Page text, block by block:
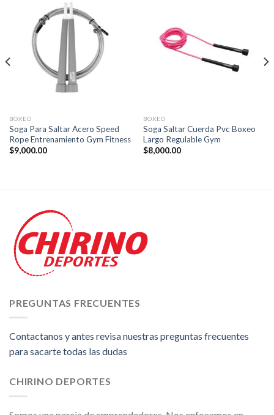
BOXEO
Soga Para Saltar Acero Speed
Rope Entrenamiento Gym Fitness
$9,000.00
BOXEO
Soga Saltar Cuerda Pvc Boxeo
Largo Regulable Gym
$8,000.00
PREGUNTAS FRECUENTES
Contactanos y antes revisa nuestras preguntas frecuentes
para sacarte todas las dudas
CHIRINO DEPORTES